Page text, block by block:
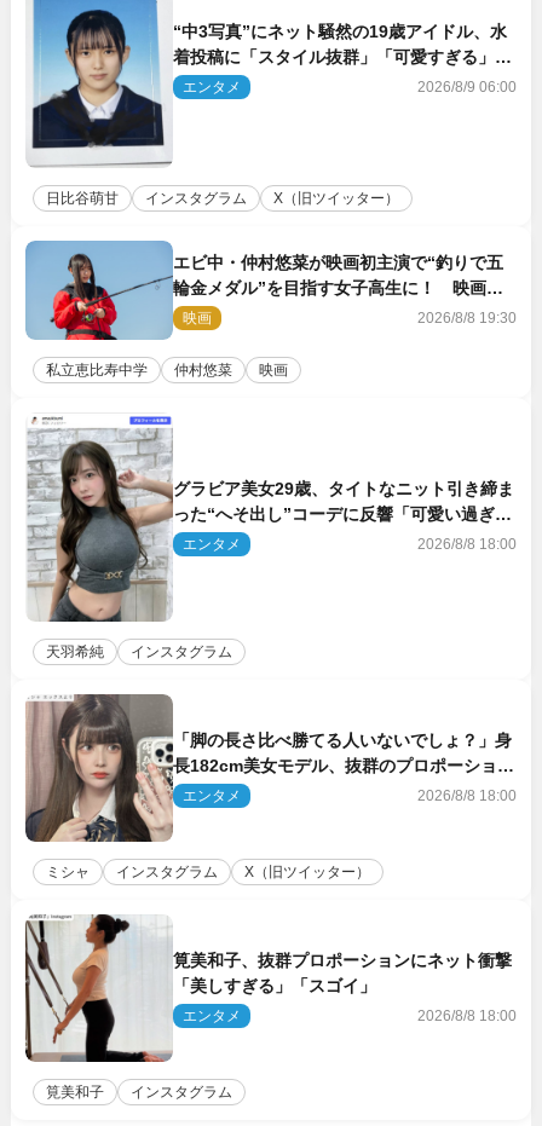
“中3写真”にネット騒然の19歳アイドル、水
着投稿に「スタイル抜群」「可愛すぎる」と
絶賛の声
エンタメ 2026/8/9 06:00
日比谷萌甘 インスタグラム X（旧ツイッター）
エビ中・仲村悠菜が映画初主演で“釣りで五
輪金メダル”を目指す女子高生に！ 映画
『つりこまち』今秋公開
映画 2026/8/8 19:30
私立恵比寿中学 仲村悠菜 映画
グラビア美女29歳、タイトなニット引き締ま
った“へそ出し”コーデに反響「可愛い過ぎ
る」
エンタメ 2026/8/8 18:00
天羽希純 インスタグラム
「脚の長さ比べ勝てる人いないでしょ？」身
長182cm美女モデル、抜群のプロポーション
にネット衝撃
エンタメ 2026/8/8 18:00
ミシャ インスタグラム X（旧ツイッター）
筧美和子、抜群プロポーションにネット衝撃
「美しすぎる」「スゴイ」
エンタメ 2026/8/8 18:00
筧美和子 インスタグラム